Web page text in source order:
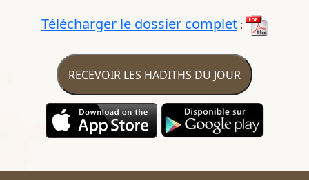
Télécharger le dossier complet :
RECEVOIR LES HADITHS DU JOUR